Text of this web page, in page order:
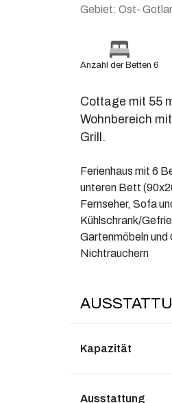
Gebiet: Ost-
Anzahl der Betten 6
Cottage mit 55
Wohnbereich
Grill.
Ferienhaus mit 6
unteren Bett
Fernseher, Sofa
Kühlschrank/
Gartenmöbeln
Nichtrauchern
Kapazität
Ausstattung